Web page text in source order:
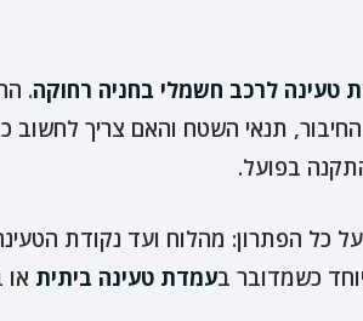
טעינה לרכב חשמלי בחניה רחוקה.
תנאי השטח והאם צריך לחשוב
בפועל.
כשמדובר בעמדת טעינה ביתית או